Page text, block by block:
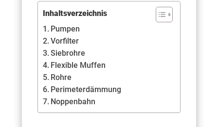
Inhaltsverzeichnis
Pumpen
Vorfilter
Siebrohre
Flexible Muffen
Rohre
Perimeterdämmung
Noppenbahn